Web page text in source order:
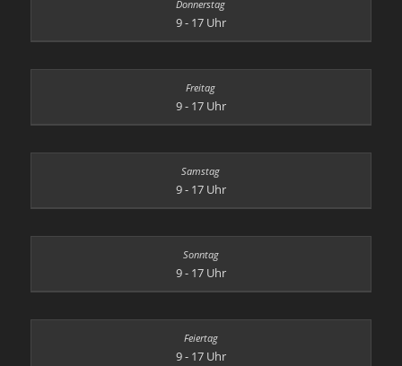
9 - 17 Uhr
9 - 17 Uhr
9 - 17 Uhr
9 - 17 Uhr
9 - 17 Uhr